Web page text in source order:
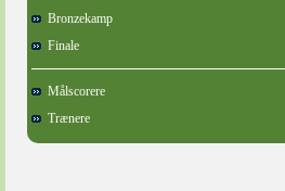
Bronzekamp
Finale
Målscorere
Trænere